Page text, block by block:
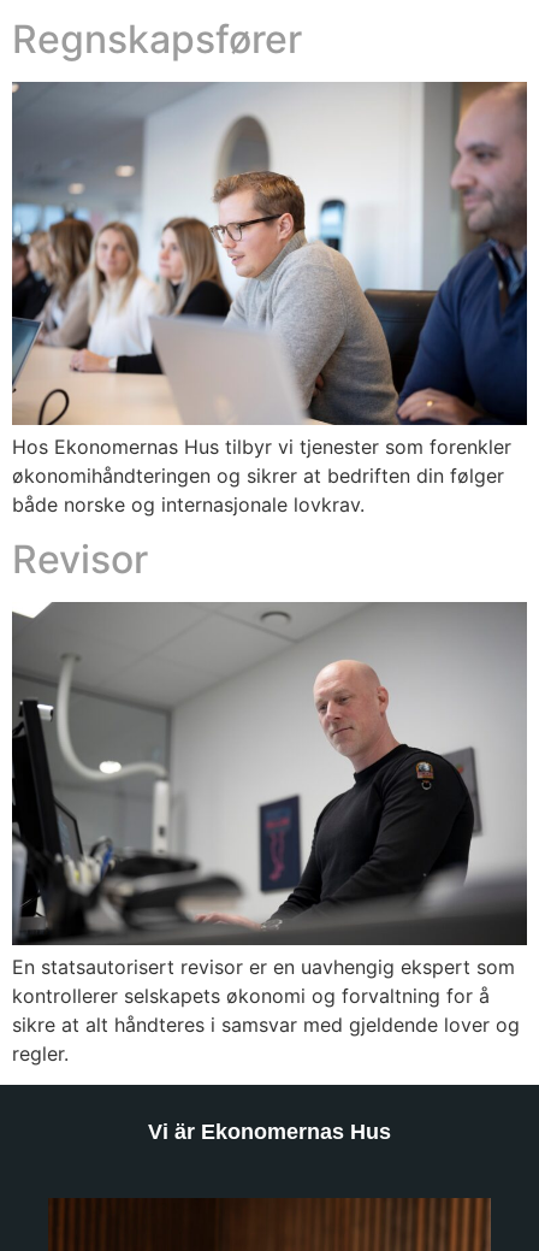
Regnskapsfører
Hos Ekonomernas Hus tilbyr vi tjenester som forenkler
økonomihåndteringen og sikrer at bedriften din følger
både norske og internasjonale lovkrav.
Revisor
En statsautorisert revisor er en uavhengig ekspert som
kontrollerer selskapets økonomi og forvaltning for å
sikre at alt håndteres i samsvar med gjeldende lover og
regler.
Vi är Ekonomernas Hus